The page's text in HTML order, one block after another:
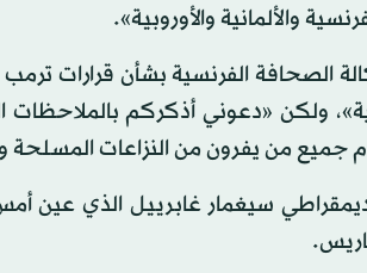
والألمانية والأوروبية».
الصحافة الفرنسية بشأن قرارات
ولكن «دعوني أذكركم بالملاحظات
جميع من يفرون من النزاعات المسلحة
سيغمار غابرييل الذي عين